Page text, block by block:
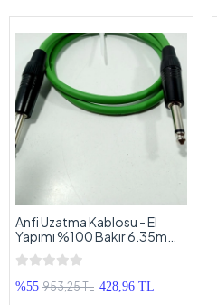
Anfi Uzatma Kablosu - El
Yapımı %100 Bakır 6.35mm
Jaklı Anfi Uzatma Kablosu - 1
Metre
%55 953,25 TL 428,96 TL